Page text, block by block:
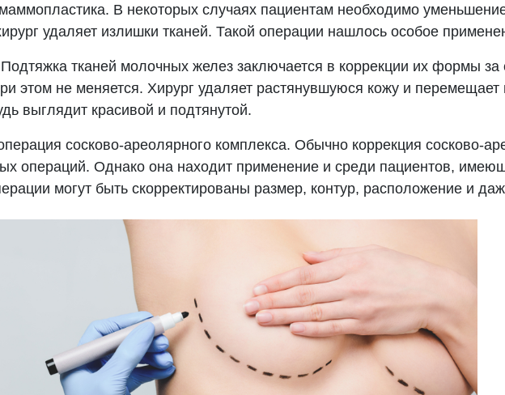
В некоторых случаях пациентам необходимо
удаляет излишки тканей. Такой операции нашлось особое
Подтяжка тканей молочных желез заключается в коррекции их формы за
этом не меняется. Хирург удаляет растянувшуюся кожу и
выглядит красивой и подтянутой.
сосково-ареолярного комплекса. Обычно коррекция сосково-
операций. Однако она находит применение и среди пациентов,
могут быть скорректированы размер, контур, расположение и